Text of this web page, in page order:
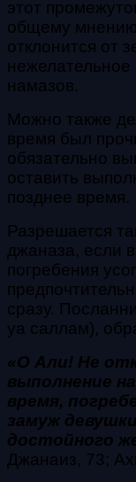
этот
общему мнению
отклонится от
намазов.
Можно также
время был
обязательно
оставить
позднее время.
Разрешается
джаназа, если
погребения
сразу.
уа саллам),
«О Али! Не
выполнение
время,
замуж
достойного
Джанаиз, 73;